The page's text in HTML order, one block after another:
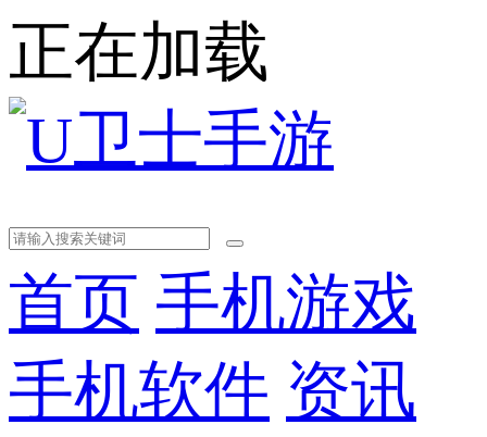
正在加载
首页 手机游戏
手机软件 资讯